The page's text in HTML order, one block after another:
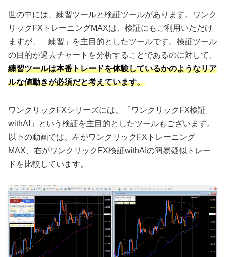
世の中には、練習ツールと検証ツールがあります。ワンク
リックFXトレーニングMAXは、検証にもご利用いただけ
ますが、「練習」を主目的としたツールです。検証ツール
の目的が過去チャートを分析することであるのに対して、
練習ツールは本番トレードを体験しているかのようなリア
ルな値動きが必須だと考えています。
ワンクリックFXシリーズには、「ワンクリックFX検証
withAI」という検証を主目的としたツールもございます。
以下の動画では、左がワンクリックFXトレーニング
MAX、右がワンクリックFX検証withAIの簡易疑似トレー
ドを比較しています。